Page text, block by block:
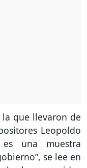
que llevaron de
Leopoldo
una muestra
se lee en